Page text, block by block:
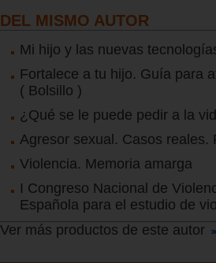
DEL MISMO AUTOR
Mi hijo y las nuevas
Fortalece a tu hijo. Guía para
( Bolsillo )
¿Qué se le puede pedir a la
Agresor sexual. Casos reales.
Violencia. Memoria amarga
I Congreso Nacional de
Española para el estudio de
Ver más productos de este autor